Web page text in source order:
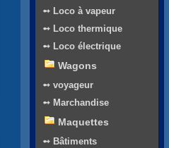
➻ Loco à vapeur
➻ Loco thermique
➻ Loco électrique
Wagons
➻ voyageur
➻ Marchandise
Maquettes
➻ Bâtiments